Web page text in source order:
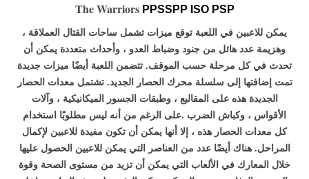
The WarriorsPPSSPP ISO PSP
يمكن للاعبين في اللعبة توقع ميزات تشمل ساحات القتال العملاقة ،
وهزيمة عدد هائل من جنود وضباط العدو ، وأحداث متعددة يمكن أن
تحدث في كل مرحلة حسب الموقف. تتضمن اللعبة أيضًا ميزات جديدة
تمت إضافتها إلى سلسلة محرك الحصار الجديد. تشتمل معدات الحصار
الجديدة هذه على المقاليع ، وطبقات الجسور الميكانيكية ، وآلات
الأقواس ، وكباش الضرب .على الرغم من أنه ليس مطلوبًا استخدام
كل معدات الحصار هذه ، إلا أنها يمكن أن تكون مفيدة للاعبين لإكمال
المراحل. هناك أيضًا عدد من العناصر التي يمكن للاعبين الحصول عليها
خلال المعارك في الألعاب التي يمكن أن تزيد من مستوى الصحة وقوة